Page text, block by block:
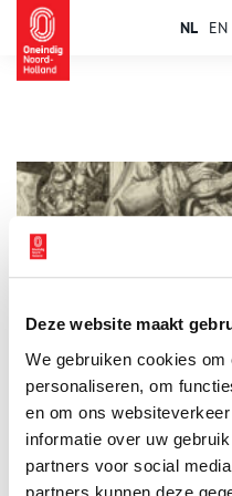
Deze website maakt
We gebruiken cookies
personaliseren, om
en om ons
informatie over uw
partners voor social
partners kunnen deze
NL EN
Maarten van Heemskerck
Hij maakte niet alleen
honderden ontwerpen voor
voorstellingen waren creatief
manier van werken was dat
te kunnen maken, liet hij
graveurs in prent brengen. In